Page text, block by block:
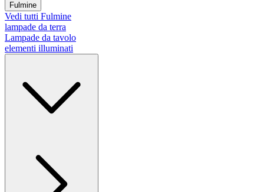
Fulmine
Vedi tutti Fulmine
lampade da terra
Lampade da tavolo
elementi illuminati